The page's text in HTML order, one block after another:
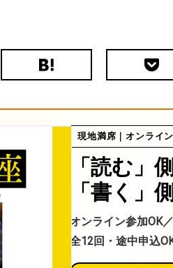
は
現地満席｜オンライ
「読む」
「書く」
オンライン参加OK
全12回・途中申込